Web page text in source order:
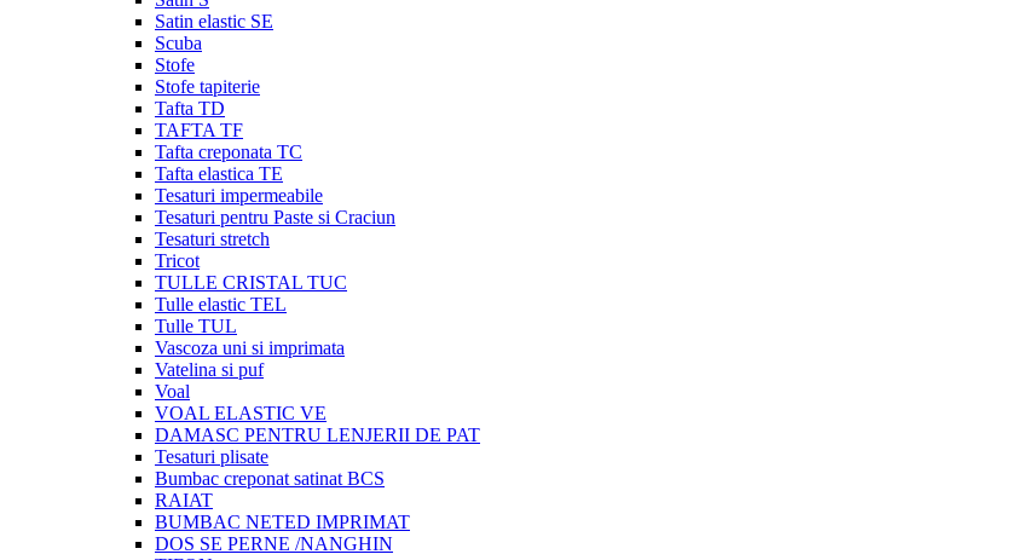
Satin elastic SE
Scuba
Stofe
Stofe tapiterie
Tafta TD
TAFTA TF
Tafta creponata TC
Tafta elastica TE
Tesaturi impermeabile
Tesaturi pentru Paste si Craciun
Tesaturi stretch
Tricot
TULLE CRISTAL TUC
Tulle elastic TEL
Tulle TUL
Vascoza uni si imprimata
Vatelina si puf
Voal
VOAL ELASTIC VE
DAMASC PENTRU LENJERII DE PAT
Tesaturi plisate
Bumbac creponat satinat BCS
RAIAT
BUMBAC NETED IMPRIMAT
DOS SE PERNE /NANGHIN